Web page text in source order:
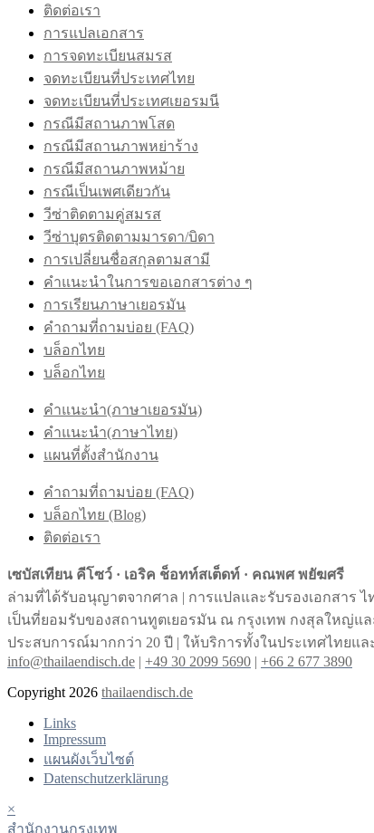
ติดต่อเรา
การแปลเอกสาร
การจดทะเบียนสมรส
จดทะเบียนที่ประเทศไทย
จดทะเบียนที่ประเทศเยอรมนี
กรณีมีสถานภาพโสด
กรณีมีสถานภาพหย่าร้าง
กรณีมีสถานภาพหม้าย
กรณีเป็นเพศเดียวกัน
วีซ่าติดตามคู่สมรส
วีซ่าบุตรติดตามมารดา/บิดา
การเปลี่ยนชื่อสกุลตามสามี
คำแนะนำในการขอเอกสารต่าง ๆ
การเรียนภาษาเยอรมัน
คำถามที่ถามบ่อย (FAQ)
บล็อกไทย
บล็อกไทย
คำแนะนำ(ภาษาเยอรมัน)
คำแนะนำ(ภาษาไทย)
แผนที่ตั้งสำนักงาน
คำถามที่ถามบ่อย (FAQ)
บล็อกไทย (Blog)
ติดต่อเรา
เซบัสเทียน คีโซว์ · เอริค ช็อทท์สเต็ดท์ · คณพศ พยัฆศรี
ล่ามที่ได้รับอนุญาตจากศาล | การแปลและรับรองเอกสาร
เป็นที่ยอมรับของสถานทูตเยอรมัน ณ กรุงเทพ กงสุลใหญ่แ
ประสบการณ์มากกว่า 20 ปี | ให้บริการทั้งในประเทศไทยแล
info@thailaendisch.de | +49 30 2099 5690 | +66 2 677 3890
Copyright 2026 thailaendisch.de
Links
Impressum
แผนผังเว็บไซต์
Datenschutzerklärung
×
สํานักงานกรุงเทพ